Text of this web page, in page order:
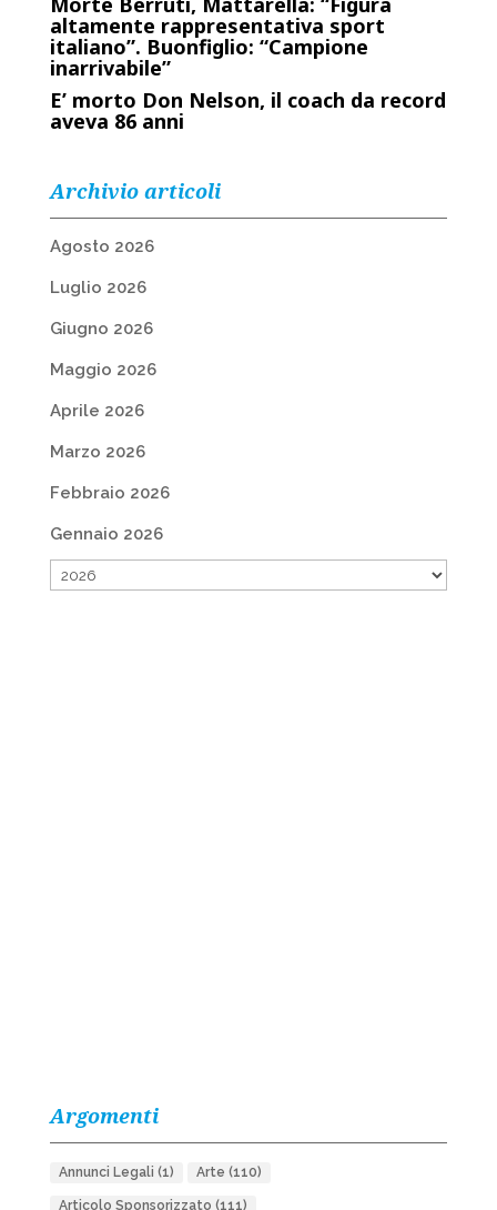
altamente rappresentativa sport
italiano”. Buonfiglio: “Campione
inarrivabile”
E’ morto Don Nelson, il coach da record
aveva 86 anni
Archivio articoli
Agosto 2026
Luglio 2026
Giugno 2026
Maggio 2026
Aprile 2026
Marzo 2026
Febbraio 2026
Gennaio 2026
Argomenti
Annunci Legali (1) Arte (110)
Articolo Sponsorizzato (111)